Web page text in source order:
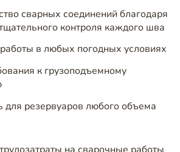
сварных соединений благодаря
контроля каждого шва
в любых погодных условиях
к грузоподъемному
для резервуаров любого объема